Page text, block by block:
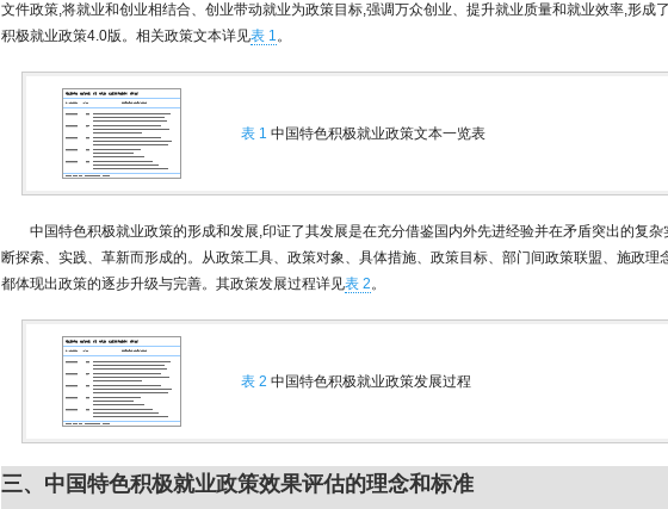
文件政策,将就业和创业相结合、创业带动就业为政策目标,强调万众创业、提升就业质量和就业效率,形成
积极就业政策4.0版。相关政策文本详见表 1。
表 1 中国特色积极就业政策文本一览表
中国特色积极就业政策的形成和发展,印证了其发展是在充分借鉴国内外先进经验并在矛盾突出的复杂
断探索、实践、革新而形成的。从政策工具、政策对象、具体措施、政策目标、部门间政策联盟、施政理
都体现出政策的逐步升级与完善。其政策发展过程详见表 2。
表 2 中国特色积极就业政策发展过程
三、中国特色积极就业政策效果评估的理念和标准